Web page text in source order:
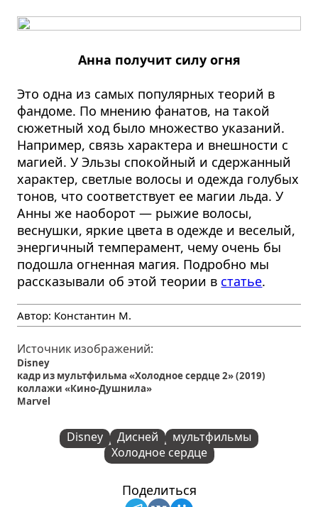
Анна получит силу огня
Это одна из самых популярных теорий в
фандоме. По мнению фанатов, на такой
сюжетный ход было множество указаний.
Например, связь характера и внешности с
магией. У Эльзы спокойный и сдержанный
характер, светлые волосы и одежда голубых
тонов, что соответствует ее магии льда. У
Анны же наоборот — рыжие волосы,
веснушки, яркие цвета в одежде и веселый,
энергичный темперамент, чему очень бы
подошла огненная магия. Подробно мы
рассказывали об этой теории в статье.
Автор: Константин М.
Источник изображений:
Disney
кадр из мультфильма «Холодное сердце 2» (2019)
коллажи «Кино-Душнила»
Marvel
Disney Дисней
мультфильмы
Холодное сердце
Поделиться